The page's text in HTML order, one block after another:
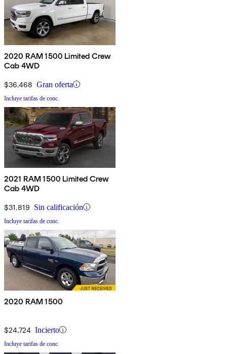
2020 RAM 1500 Limited Crew
Cab 4WD
$36,468 Gran oferta
Incluye tarifas de conc.
2021 RAM 1500 Limited Crew
Cab 4WD
$31,819 Sin calificación
Incluye tarifas de conc.
2020 RAM 1500
$24,724 Incierto
Incluye tarifas de conc.